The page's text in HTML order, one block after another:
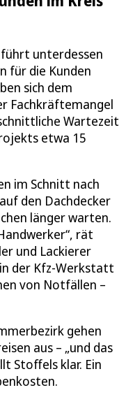
unterdessen
für die Kunden
sich dem
Fachkräftemangel
Wartezeit
etwa 15
im Schnitt nach
den Dachdecker
länger warten.
rät
und Lackierer
der Kfz-Werkstatt
von Notfällen –
gehen
aus – „und das
Stoffels klar. Ein